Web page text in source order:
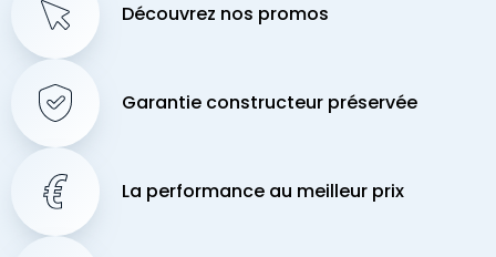
Découvrez nos promos
Garantie constructeur préservée
La performance au meilleur prix